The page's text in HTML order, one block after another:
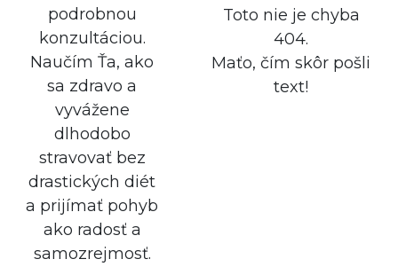
podrobnou
konzultáciou.
Naučím Ťa, ako
sa zdravo a
vyvážene
dlhodobo
stravovať bez
drastických diét
a prijímať pohyb
ako radosť a
samozrejmosť.
Toto nie je chyba
404.
Maťo, čím skôr pošli
text!